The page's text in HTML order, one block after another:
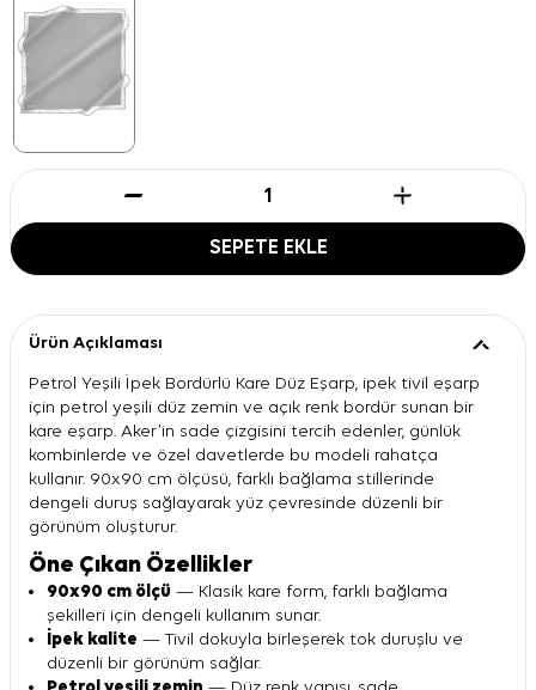
SEPETE EKLE
Ürün Açıklaması
Petrol Yeşili İpek Bordürlü Kare Düz Eşarp, ipek tivil eşarp
için petrol yeşili düz zemin ve açık renk bordür sunan bir
kare eşarp. Aker’in sade çizgisini tercih edenler, günlük
kombinlerde ve özel davetlerde bu modeli rahatça
kullanır. 90x90 cm ölçüsü, farklı bağlama stillerinde
dengeli duruş sağlayarak yüz çevresinde düzenli bir
görünüm oluşturur.
Öne Çıkan Özellikler
90x90 cm ölçü — Klasik kare form, farklı bağlama
şekilleri için dengeli kullanım sunar.
İpek kalite — Tivil dokuyla birleşerek tok duruşlu ve
düzenli bir görünüm sağlar.